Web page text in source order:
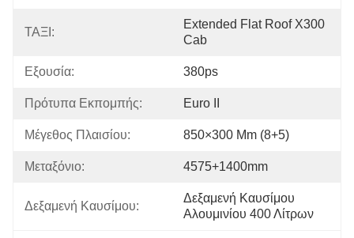
ΤΑΞΙ:
Extended Flat Roof X300
Cab
Εξουσία: 380ps
Πρότυπα Εκπομπής: Euro II
Μέγεθος Πλαισίου: 850×300 Mm (8+5)
Μεταξόνιο: 4575+1400mm
Δεξαμενή Καυσίμου:
Δεξαμενή Καυσίμου
Αλουμινίου 400 Λίτρων